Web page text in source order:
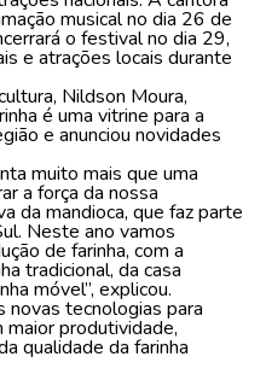
musical no dia 26 de
o festival no dia 29,
e atrações locais durante
Nildson Moura,
é uma vitrine para a
e anunciou novidades
muito mais que uma
a força da nossa
da mandioca, que faz parte
Neste ano vamos
de farinha, com a
tradicional, da casa
móvel”, explicou.
novas tecnologias para
maior produtividade,
qualidade da farinha